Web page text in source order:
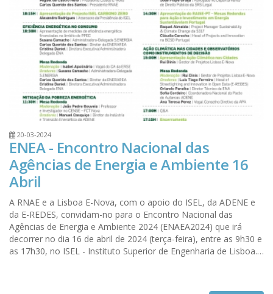
20-03-2024
ENEA - Encontro Nacional das
Agências de Energia e Ambiente 16
Abril
A RNAE e a Lisboa E-Nova, com o apoio do ISEL, da ADENE e
da E-REDES, convidam-no para o Encontro Nacional das
Agências de Energia e Ambiente 2024 (ENAEA2024) que irá
decorrer no dia 16 de abril de 2024 (terça-feira), entre as 9h30 e
as 17h30, no ISEL - Instituto Superior de Engenharia de Lisboa.